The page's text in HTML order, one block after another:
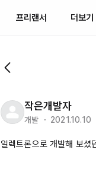
프리랜서 더보기
작은개발자
개발 ・ 2021.10.10
일렉트론으로 개발해 보셨